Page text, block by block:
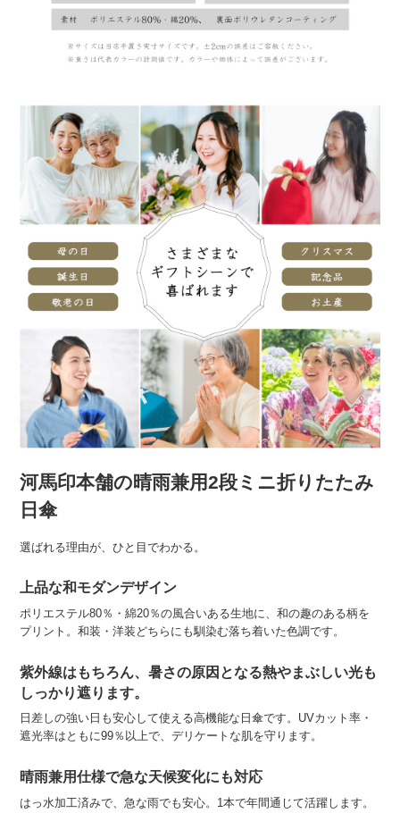
河馬印本舗の晴雨兼用2段ミニ折りたたみ
日傘
選ばれる理由が、ひと目でわかる。
上品な和モダンデザイン
ポリエステル80％・綿20％の風合いある生地に、和の趣のある柄を
プリント。和装・洋装どちらにも馴染む落ち着いた色調です。
紫外線はもちろん、暑さの原因となる熱やまぶしい光も
しっかり遮ります。
日差しの強い日も安心して使える高機能な日傘です。UVカット率・
遮光率はともに99％以上で、デリケートな肌を守ります。
晴雨兼用仕様で急な天候変化にも対応
はっ水加工済みで、急な雨でも安心。1本で年間通じて活躍します。